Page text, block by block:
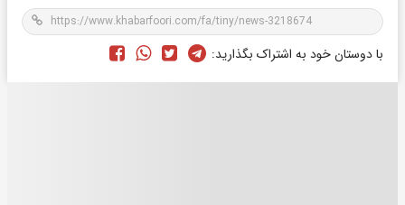
با دوستان خود به اشتراک بگذارید: